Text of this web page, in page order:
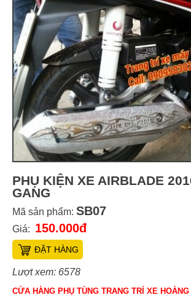
PHỤ KIỆN XE AIRBLADE
GANG
Mã sản phẩm: SB07
Giá: 150.000đ
ĐẶT HÀNG
Lượt xem: 6578
CỬA HÀNG PHỤ TÙNG TRANG TRÍ XE HOÀNG